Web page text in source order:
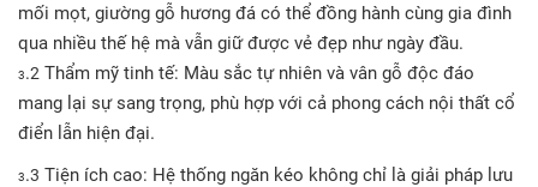
mối mọt, giường gỗ hương đá có thể đồng hành cùng gia đình
qua nhiều thế hệ mà vẫn giữ được vẻ đẹp như ngày đầu.
3.2 Thẩm mỹ tinh tế: Màu sắc tự nhiên và vân gỗ độc đáo
mang lại sự sang trọng, phù hợp với cả phong cách nội thất cổ
điển lẫn hiện đại.
3.3 Tiện ích cao: Hệ thống ngăn kéo không chỉ là giải pháp lưu